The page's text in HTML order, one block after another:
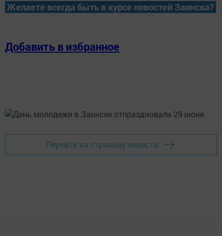
Желаете всегда быть в курсе новостей Заинска?
Добавить в избранное
Перейти на страницу новости